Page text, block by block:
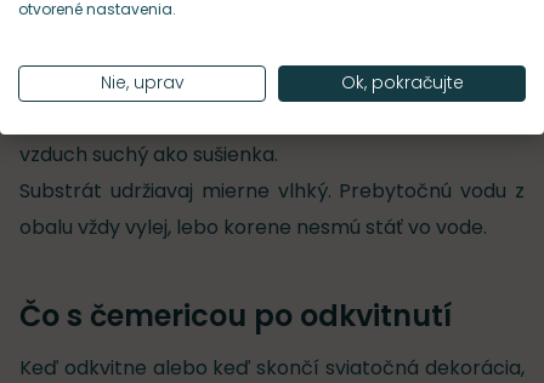
Daj ju na čo najchladnejšie svetlé miesto. Nie ku krbu,
vzduch suchý ako sušienka.
Substrát udržiavaj mierne vlhký. Prebytočnú vodu z
obalu vždy vylej, lebo korene nesmú stáť vo vode.
Čo s čemericou po odkvitnutí
Keď odkvitne alebo keď skončí sviatočná dekorácia,
otvorené nastavenia.
Nie, uprav Ok, pokračujte